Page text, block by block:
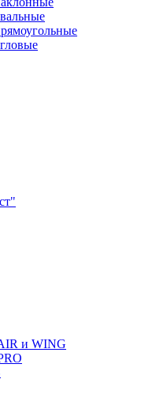
и WING